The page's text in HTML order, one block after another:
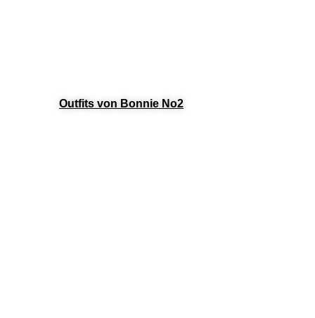
Outfits von Bonnie No2